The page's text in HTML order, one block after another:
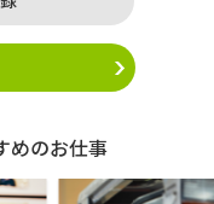
めのお仕事